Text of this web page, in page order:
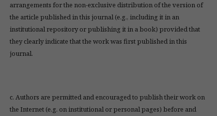
arrangements for the non-exclusive distribution of the version of
the article published in this journal (e.g., including it in an
institutional repository or publishing it in a book) provided that
they clearly indicate that the work was first published in this
journal.
c. Authors are permitted and encouraged to publish their work on
the Internet (e.g. on institutional or personal pages) before and